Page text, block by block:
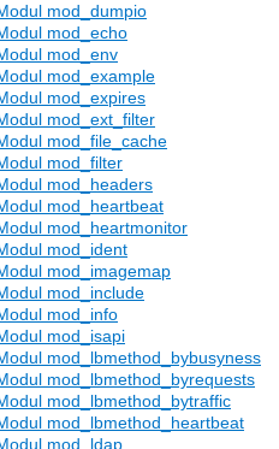
mod_dumpio
mod_echo
mod_env
mod_example
mod_expires
mod_ext_filter
mod_file_cache
mod_filter
mod_headers
mod_heartbeat
mod_heartmonitor
mod_ident
mod_imagemap
mod_include
mod_info
mod_isapi
mod_lbmethod_bybusyness
mod_lbmethod_byrequests
mod_lbmethod_bytraffic
mod_lbmethod_heartbeat
mod_ldap